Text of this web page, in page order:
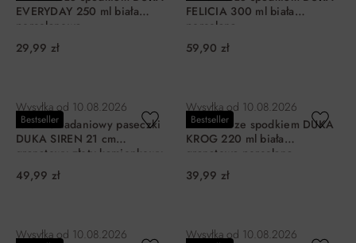
EVERYDAY 250 ml biała
porcelanowa
29,99 zł
FELICIA 300 ml biała
porcelana
59,90 zł
Bestseller
Wysyłka od 10.08.2026
Talerz śniadaniowy paseczki
DUKA SIREN 21 cm
granatowy złoty kamionkowy
49,99 zł
Bestseller
Wysyłka od 10.08.2026
Filiżanka ze spodkiem DUKA
KROG 220 ml biała
granatowa porcelana
39,99 zł
Wysyłka od 10.08.2026
Wysyłka od 10.08.2026